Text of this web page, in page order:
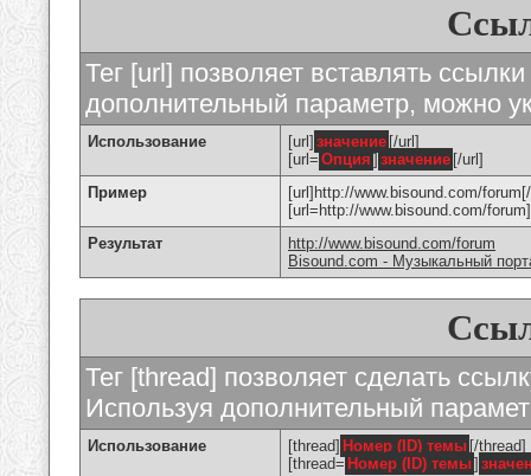
Тег [url] позволяет вставлять
дополнительный параметр, можно
Использование [url] значение [/url]
[url= Опция ] значение [/url]
Пример
[url]http://www.bisound.com/
[url=http://www.bisound.com/
Результат
http://www.bisound.com/forum
Bisound.com - Музыкальный
Тег [thread] позволяет сделать
Используя дополнительный
Использование [thread] Номер (ID) темы [/thread]
[thread= Номер (ID) темы]